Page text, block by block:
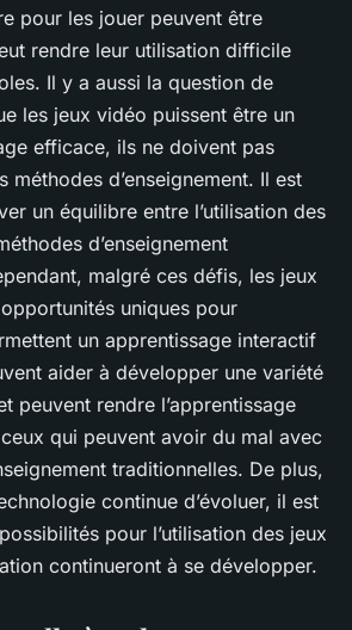
pour les jouer peuvent être
rendre leur utilisation difficile
Il y a aussi la question de
les jeux vidéo puissent être un
efficace, ils ne doivent pas
méthodes d’enseignement. Il est
un équilibre entre l’utilisation des
d’enseignement
malgré ces défis, les jeux
uniques pour
un apprentissage interactif
aider à développer une variété
peuvent rendre l’apprentissage
qui peuvent avoir du mal avec
traditionnelles. De plus,
continue d’évoluer, il est
pour l’utilisation des jeux
continueront à se développer.